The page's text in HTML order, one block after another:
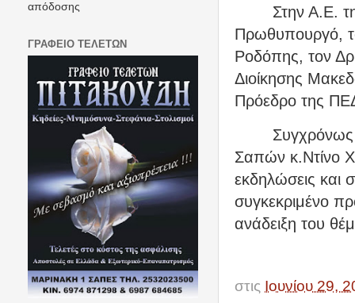
Στην Α.Ε.
Πρωθυπουργό,
Ροδόπης, τον
Διοίκησης
Πρόεδρο της
Σαπών κ.Ντίνο
εκδηλώσεις και
συγκεκριμένο
ανάδειξη του
στις Ιουνίου 29,
απόδοσης
ΓΡΑΦΕΙΟ ΤΕΛΕΤΩΝ